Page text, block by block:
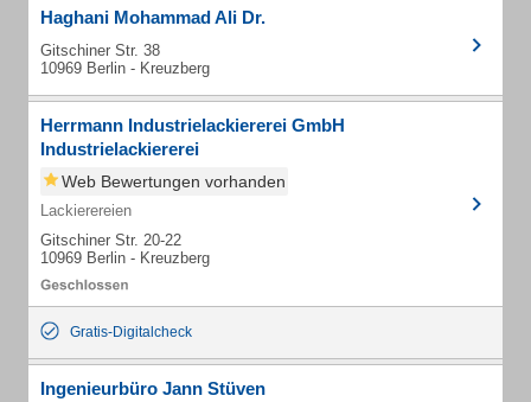
Haghani Mohammad Ali Dr.
Gitschiner Str. 38
10969 Berlin - Kreuzberg
Herrmann Industrielackiererei GmbH
Industrielackiererei
Web Bewertungen vorhanden
Lackierereien
Gitschiner Str. 20-22
10969 Berlin - Kreuzberg
Gratis-Digitalcheck
Ingenieurbüro Jann Stüven